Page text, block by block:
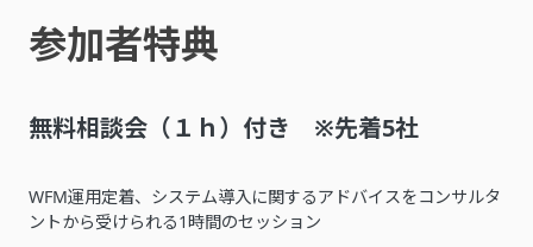
参加者特典
無料相談会（１ｈ）付き ※先着5社
WFM運用定着、システム導入に関するアドバイスをコンサルタ
ントから受けられる1時間のセッション